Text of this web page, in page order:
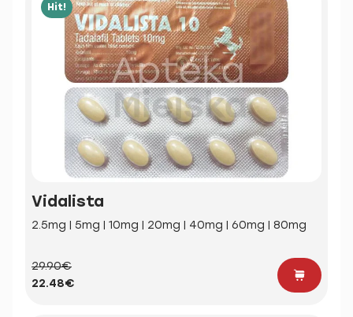
Hit!
Vidalista
2.5mg | 5mg | 10mg | 20mg | 40mg | 60mg | 80mg
29.90€
22.48€